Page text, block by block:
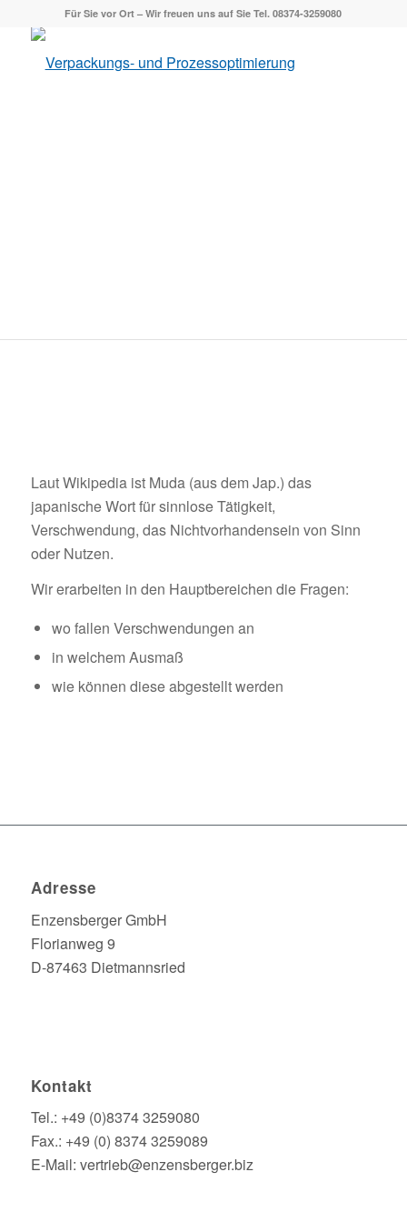
Für Sie vor Ort – Wir freuen uns auf Sie Tel. 08374-3259080
Laut Wikipedia ist Muda (aus dem Jap.) das
japanische Wort für sinnlose Tätigkeit,
Verschwendung, das Nichtvorhandensein von Sinn
oder Nutzen.
Wir erarbeiten in den Hauptbereichen die Fragen:
wo fallen Verschwendungen an
in welchem Ausmaß
wie können diese abgestellt werden
Adresse
Enzensberger GmbH
Florianweg 9
D-87463 Dietmannsried
Kontakt
Tel.: +49 (0)8374 3259080
Fax.: +49 (0) 8374 3259089
E-Mail: vertrieb@enzensberger.biz